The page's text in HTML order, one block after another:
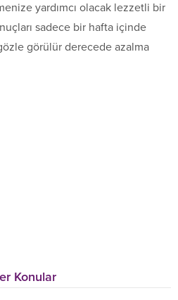
yardımcı olacak lezzetli bir
sadece bir hafta içinde
görülür derecede azalma
Konular